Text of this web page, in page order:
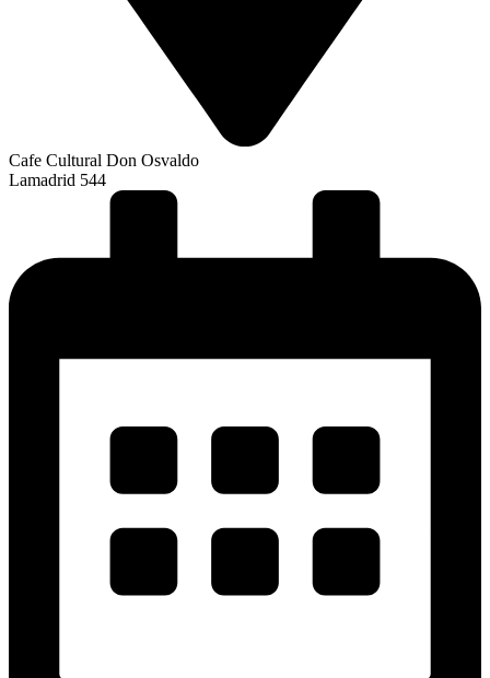
Cafe Cultural Don Osvaldo
Lamadrid 544